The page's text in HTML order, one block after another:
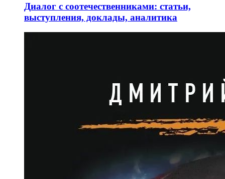
Диалог с соотечественниками: статьи,
выступления, доклады, аналитика